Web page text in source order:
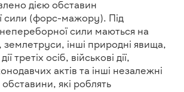
дією обставин
сили (форс-мажору). Під
сили маються на
землетруси, інші природні явища,
третіх осіб, військові дії,
актів та інші незалежні
які роблять